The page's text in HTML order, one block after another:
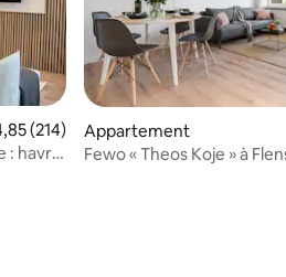
moyenne sur la base de 214
(214)
: havre
Appartement
Fewo « Theos Koje » à